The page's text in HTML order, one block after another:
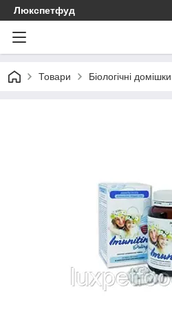
Люкспетфуд
Товари Біологічні